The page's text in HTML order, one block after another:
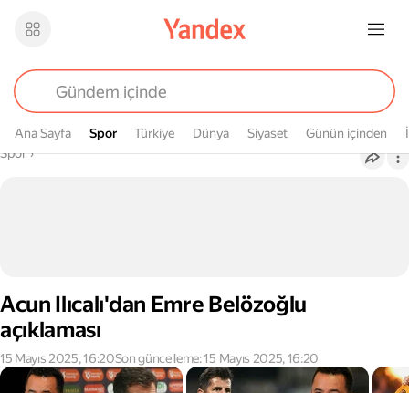
Ana Sayfa Spor
Spor Türkiye Dünya Siyaset Günün içinden
Buradasın
Spor›
Acun Ilıcalı'dan Emre Belözoğlu
açıklaması
15 Mayıs 2025, 16:20Son güncelleme: 15 Mayıs 2025, 16:20